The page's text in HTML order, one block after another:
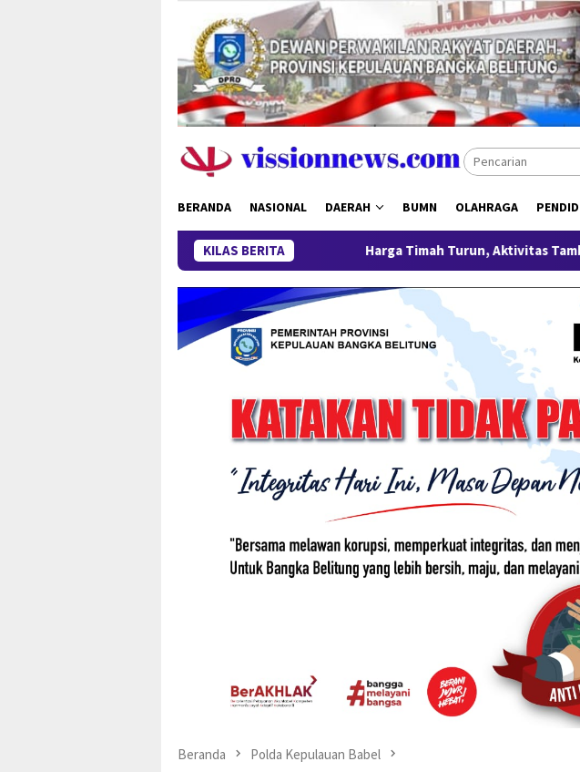
konten
BERANDA NASIONAL DAERAH BUMN OLAHRAGA
KILAS BERITAHarga Timah Turun, Aktivitas Tambang di
Beranda Polda Kepulauan Babel